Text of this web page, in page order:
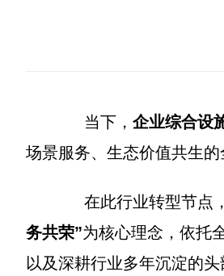
当下， 企业综合设
场景服务、生态价值共生的
在此行业转型节点，
务共荣”为核心理念，依托
以及深耕行业多年沉淀的